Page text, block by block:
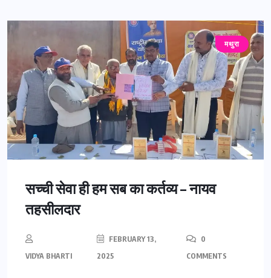
मथुरा
सच्ची सेवा ही हम सब का कर्तव्य – नायव
तहसीलदार
VIDYA BHARTI
FEBRUARY 13,
2025
0
COMMENTS